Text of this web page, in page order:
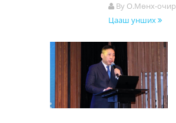
By О.Мөнх-очир
Цааш унших